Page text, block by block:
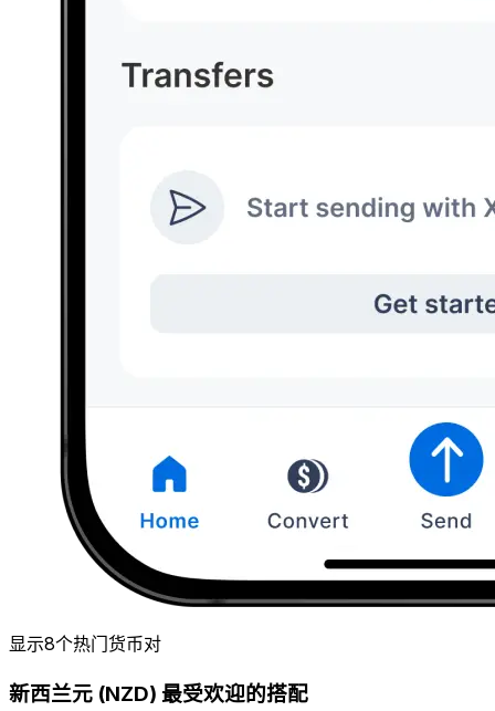
显示8个热门货币对
新西兰元 (NZD) 最受欢迎的搭配